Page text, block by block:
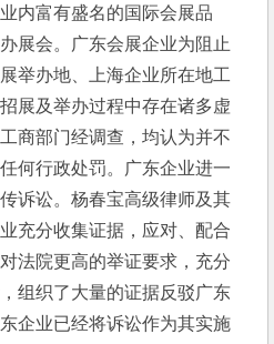
内富有盛名的国际会展品
展会。广东会展企业为阻止
举办地、上海企业所在地工
展及举办过程中存在诸多虚
商部门经调查，均认为并不
何行政处罚。广东企业进一
诉讼。杨春宝高级律师及其
充分收集证据，应对、配合
法院更高的举证要求，充分
组织了大量的证据反驳广东
企业已经将诉讼作为其实施